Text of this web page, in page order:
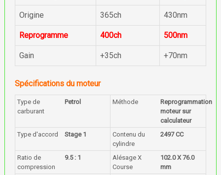
Origine 365ch 430nm
Reprogramme 400ch 500nm
Gain +35ch +70nm
Spécifications du moteur
Type de
carburant
Petrol Méthode
Reprogrammation
moteur sur
calculateur
Type d'accord
Stage 1
Contenu du
cylindre
2497 CC
Ratio de
compression
9.5 : 1
Alésage X
Course
102.0 X 76.0
mm